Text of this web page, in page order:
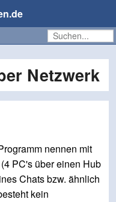
Netzwerk
nennen mit
PC's über einen Hub
Chats bzw. ähnlich
kein